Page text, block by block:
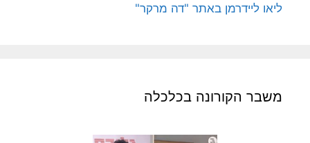
ליאו ליידרמן באתר "דה מרקר"
משבר הקורונה בכלכלה